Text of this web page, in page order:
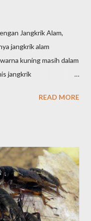
Jangkrik Alam,
jangkrik alam
kuning masih dalam
jangkrik
alam /seliring/alas
(Gryllus Bimaculatus)
ini adalah penamaan
biasa juga
banyak
jangkrik sering
READ MORE